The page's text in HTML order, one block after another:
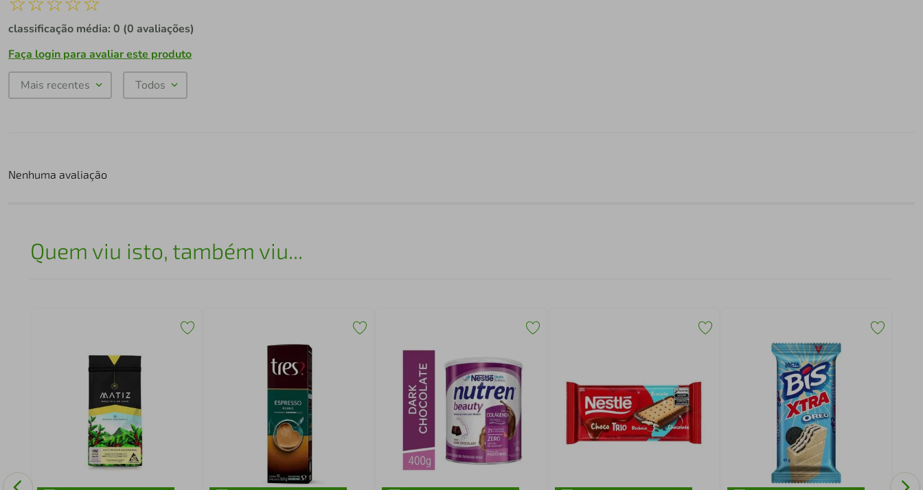
classificação média: 0 (0 avaliações)
Faça login para avaliar este produto
Mais recentes Todos
Nenhuma avaliação
Quem viu isto, também viu...